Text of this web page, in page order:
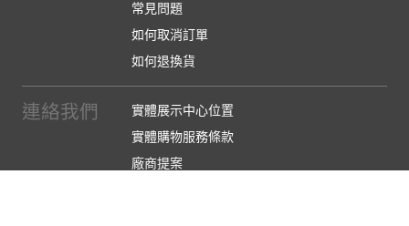
常見問題
如何取消訂單
如何退換貨
連絡我們
實體展示中心位置
實體購物服務條款
廠商提案